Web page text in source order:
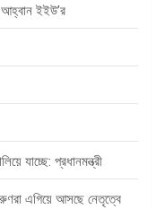
আহ্বান ইইউ’র
যাচ্ছে: প্রধানমন্ত্রী
এগিয়ে আসছে নেতৃত্বে